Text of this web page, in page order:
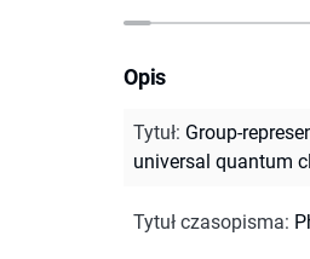
Opis
Tytuł: Group-
universal quantum
Tytuł czasopisma: